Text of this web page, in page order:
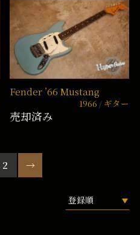
Fender ’66 Mustang
1966 ギター
売却済み
2 →